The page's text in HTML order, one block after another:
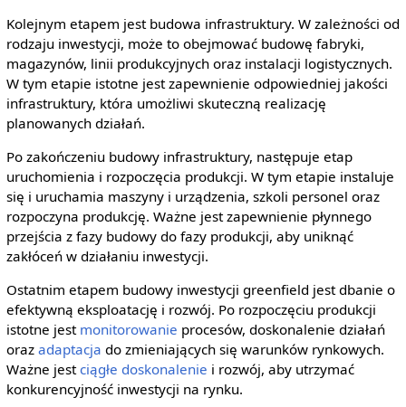
Kolejnym etapem jest budowa infrastruktury. W zależności od
rodzaju inwestycji, może to obejmować budowę fabryki,
magazynów, linii produkcyjnych oraz instalacji logistycznych.
W tym etapie istotne jest zapewnienie odpowiedniej jakości
infrastruktury, która umożliwi skuteczną realizację
planowanych działań.
Po zakończeniu budowy infrastruktury, następuje etap
uruchomienia i rozpoczęcia produkcji. W tym etapie instaluje
się i uruchamia maszyny i urządzenia, szkoli personel oraz
rozpoczyna produkcję. Ważne jest zapewnienie płynnego
przejścia z fazy budowy do fazy produkcji, aby uniknąć
zakłóceń w działaniu inwestycji.
Ostatnim etapem budowy inwestycji greenfield jest dbanie o
efektywną eksploatację i rozwój. Po rozpoczęciu produkcji
istotne jest monitorowanie procesów, doskonalenie działań
oraz adaptacja do zmieniających się warunków rynkowych.
Ważne jestciągłe doskonalenie i rozwój, aby utrzymać
konkurencyjność inwestycji na rynku.